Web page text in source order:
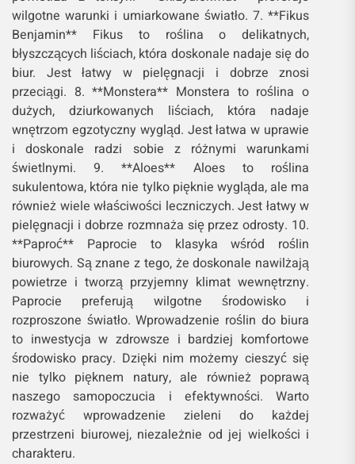
wilgotne warunki i umiarkowane światło. 7. **Fikus
Benjamin** Fikus to roślina o delikatnych,
błyszczących liściach, która doskonale nadaje się do
biur. Jest łatwy w pielęgnacji i dobrze znosi
przeciągi. 8. **Monstera** Monstera to roślina o
dużych, dziurkowanych liściach, która nadaje
wnętrzom egzotyczny wygląd. Jest łatwa w uprawie
i doskonale radzi sobie z różnymi warunkami
świetlnymi. 9. **Aloes** Aloes to roślina
sukulentowa, która nie tylko pięknie wygląda, ale ma
również wiele właściwości leczniczych. Jest łatwy w
pielęgnacji i dobrze rozmnaża się przez odrosty. 10.
**Paproć** Paprocie to klasyka wśród roślin
biurowych. Są znane z tego, że doskonale nawilżają
powietrze i tworzą przyjemny klimat wewnętrzny.
Paprocie preferują wilgotne środowisko i
rozproszone światło. Wprowadzenie roślin do biura
to inwestycja w zdrowsze i bardziej komfortowe
środowisko pracy. Dzięki nim możemy cieszyć się
nie tylko pięknem natury, ale również poprawą
naszego samopoczucia i efektywności. Warto
rozważyć wprowadzenie zieleni do każdej
przestrzeni biurowej, niezależnie od jej wielkości i
charakteru.